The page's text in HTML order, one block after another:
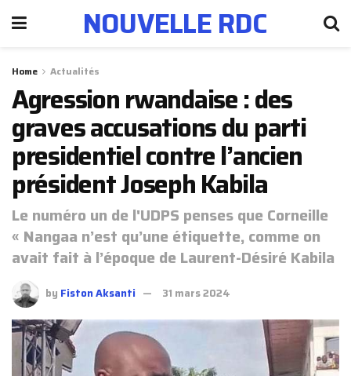
NOUVELLE RDC
Home Actualités
Agression rwandaise : des
graves accusations du parti
presidentiel contre l’ancien
président Joseph Kabila
Le numéro un de l'UDPS penses que Corneille
« Nangaa n’est qu’une étiquette, comme on
avait fait à l’époque de Laurent-Désiré Kabila
by Fiston Aksanti 31 mars 2024